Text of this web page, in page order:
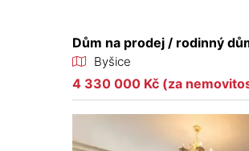
Dům na prodej / rodinný
Byšice
4 330 000 Kč (za